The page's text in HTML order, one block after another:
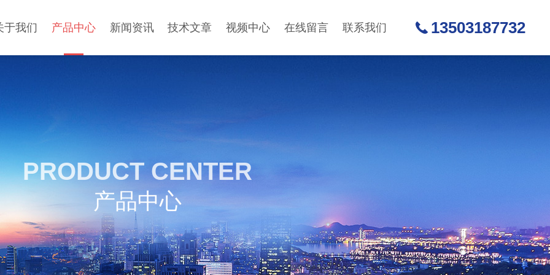
于我们 产品中心 新闻资讯 技术文章 视频中心 在线留言 联系我们 13503187732
PRODUCT CENTER
产品中心